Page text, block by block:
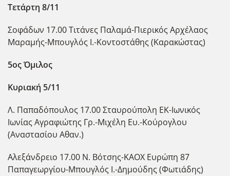
Τετάρτη 8/11
Σοφάδων 17.00 Τιτάνες Παλαμά-Πιερικός Αρχέλαος
Μαραμής-Μπουγλός Ι.-Κοντοστάθης (Καρακώστας)
5ος Όμιλος
Κυριακή 5/11
Λ. Παπαδόπουλος 17.00 Σταυρούπολη ΕΚ-Ιωνικός
Ιωνίας Αγραφιώτης Γρ.-Μιχέλη Ευ.-Κούρογλου
(Αναστασίου Αθαν.)
Αλεξάνδρειο 17.00 Ν. Βότσης-ΚΑΟΧ Ευρώπη 87
Παπαγεωργίου-Μπουγλός Ι.-Δημούδης (Φωτιάδης)